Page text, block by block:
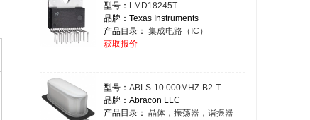
型号： LMD18245T
品牌：Texas Instruments
产品目录： 集成电路（IC）
获取报价
型号： ABLS-10.000MHZ-B2-T
品牌：Abracon LLC
产品目录： 晶体，振荡器，谐振器